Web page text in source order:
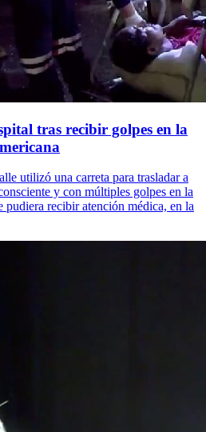
tras recibir golpes en la
utilizó una carreta para trasladar a
y con múltiples golpes en la
pudiera recibir atención médica, en la